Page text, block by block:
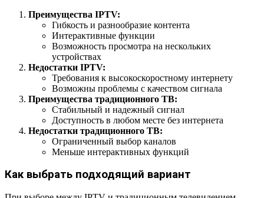
Преимущества IPTV:
Гибкость и разнообразие контента
Интерактивные функции
Возможность просмотра на нескольких
устройствах
Недостатки IPTV:
Требования к высокоскоростному интернету
Возможны проблемы с качеством сигнала
Преимущества традиционного ТВ:
Стабильный и надежный сигнал
Доступность в любом месте без интернета
Недостатки традиционного ТВ:
Ограниченный выбор каналов
Меньше интерактивных функций
Как выбрать подходящий вариант